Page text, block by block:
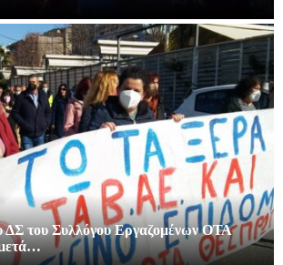
ΔΣ του Συλλόγου Εργαζομένων ΟΤΑ